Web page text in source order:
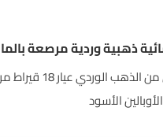
ساعة بولغاري من الذهب
الأسود